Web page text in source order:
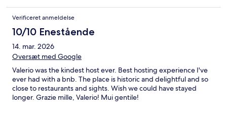
Verificeret anmeldelse
10/10 Enestående
14. mar. 2026
Oversæt med Google
Valerio was the kindest host ever. Best hosting experience I've
ever had with a bnb. The place is historic and delightful and so
close to restaurants and sights. Wish we could have stayed
longer. Grazie mille, Valerio! Mui gentile!